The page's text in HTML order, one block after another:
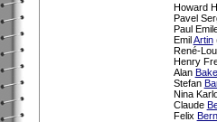
Howard
Pavel
Paul
EmilArtin
René-
Henry
Alan
Stefan
Nina
Claude
Felix